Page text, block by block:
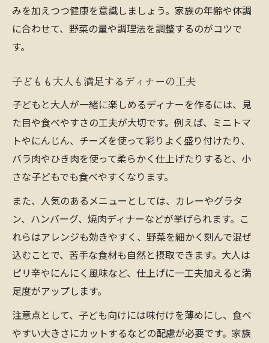
みを加えつつ健康を意識しましょう。家族の年齢や体調
に合わせて、野菜の量や調理法を調整するのがコツで
す。
子どもも大人も満足するディナーの工夫
子どもと大人が一緒に楽しめるディナーを作るには、見
た目や食べやすさの工夫が大切です。例えば、ミニトマ
トやにんじん、チーズを使って彩りよく盛り付けたり、
バラ肉やひき肉を使って柔らかく仕上げたりすると、小
さな子どもでも食べやすくなります。
また、人気のあるメニューとしては、カレーやグラタ
ン、ハンバーグ、焼肉ディナーなどが挙げられます。こ
れらはアレンジも効きやすく、野菜を細かく刻んで混ぜ
込むことで、苦手な食材も自然と摂取できます。大人は
ピリ辛やにんにく風味など、仕上げに一工夫加えると満
足度がアップします。
注意点として、子ども向けには味付けを薄めにし、食べ
やすい大きさにカットするなどの配慮が必要です。家族